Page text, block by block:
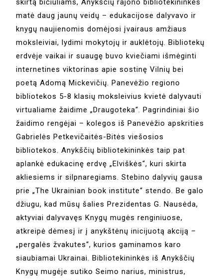
skirtą bičiuliams, Anykščių rajono bibliotekininkės
matė daug jaunų veidų – edukacijose dalyvavo ir
knygų naujienomis domėjosi įvairaus amžiaus
moksleiviai, lydimi mokytojų ir auklėtojų. Bibliotekų
erdvėje vaikai ir suaugę buvo kviečiami išmėginti
internetines viktorinas apie sostinę Vilnių bei
poetą Adomą Mickevičių. Panevėžio regiono
bibliotekos 5-8 klasių moksleivius kvietė dalyvauti
virtualiame žaidime „Draugoteka“. Pagrindiniai šio
žaidimo rengėjai – kolegos iš Panevėžio apskrities
Gabrielės Petkevičaitės-Bitės viešosios
bibliotekos. Anykščių bibliotekininkės taip pat
aplankė edukacinę erdvę „Elviškės“, kuri skirta
akliesiems ir silpnaregiams. Stebino dalyvių gausa
prie „The Ukrainian book institute“ stendo. Be galo
džiugu, kad mūsų šalies Prezidentas G. Nausėda,
aktyviai dalyvavęs Knygų mugės renginiuose,
atkreipė dėmesį ir į anykštėnų inicijuotą akciją –
„pergalės žvakutes“, kurios gaminamos karo
siaubiamai Ukrainai. Bibliotekininkės iš Anykščių
Knygų mugėje sutiko Seimo narius, ministrus,